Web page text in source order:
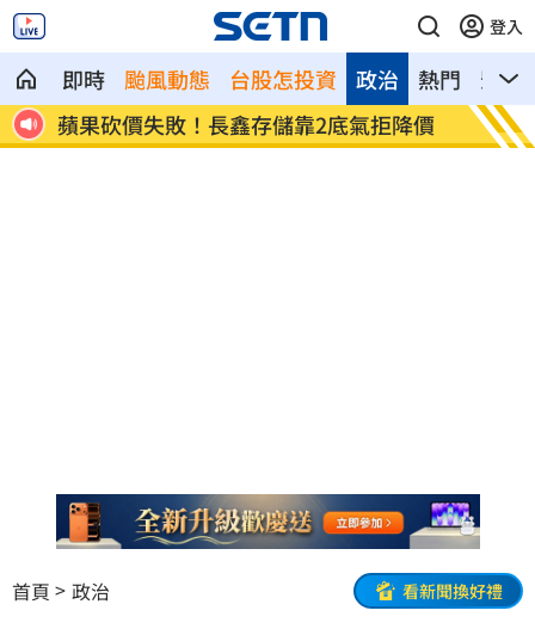
登入
即時 颱風動態 台股怎投資 熱門 影音
政治
曝 蘋果砍價失敗！長鑫存儲靠2底氣拒降價 掃把
首頁 政治 看新聞換好禮